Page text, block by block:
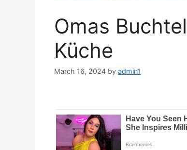
Omas
Küche
March 16, 2024 by admin1